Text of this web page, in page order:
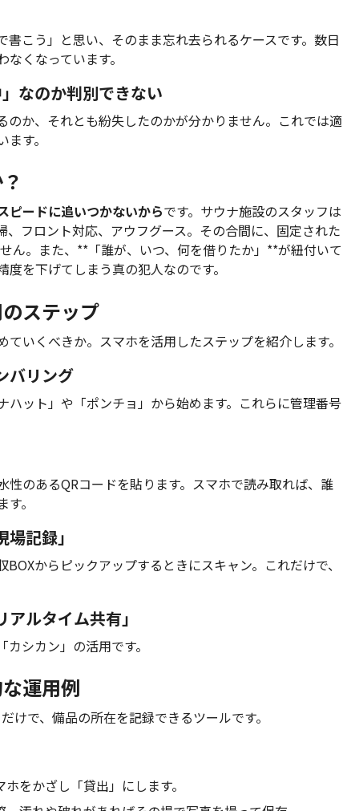
こう」と思い、そのまま忘れ去られるケースです。数日
くなっています。
なのか判別できない
のか、それとも紛失したのかが分かりません。これでは適
す。
ピードに追いつかないからです。サウナ施設のスタッフは
、フロント対応、アウフグース。その合間に、固定された
ん。また、**「誰が、いつ、何を借りたか」**が紐付いて
を下げてしまう真の犯人なのです。
ステップ
いくべきか。スマホを活用したステップを紹介します。
バリング
ハット」や「ポンチョ」から始めます。これらに管理番号
のあるQRコードを貼ります。スマホで読み取れば、誰
。
記録」
からピックアップするときにスキャン。これだけで、
ルタイム共有」
シカン」の活用です。
運用例
けで、備品の所在を記録できるツールです。
をかざし「貸出」にします。